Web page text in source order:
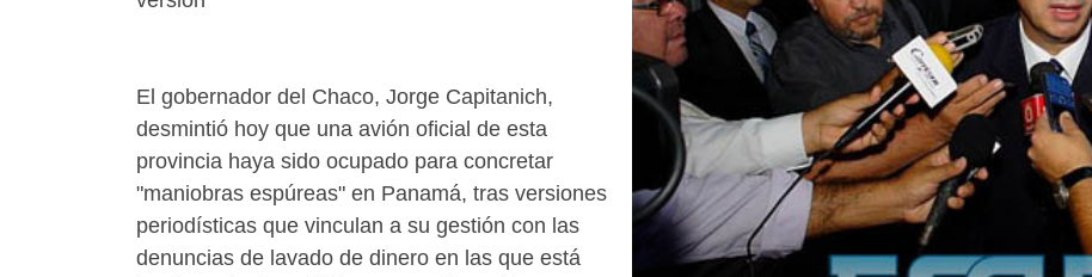
El gobernador del Chaco, Jorge Capitanich,
desmintió hoy que una avión oficial de esta
provincia haya sido ocupado para concretar
"maniobras espúreas" en Panamá, tras versiones
periodísticas que vinculan a su gestión con las
denuncias de lavado de dinero en las que está